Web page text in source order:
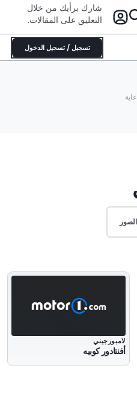
شارك برأيك من خلال
التعليق على المقالات.
تسجيل / تسجيل الدخول
الصور
لامبورجيني
أفنتادور كوبيه